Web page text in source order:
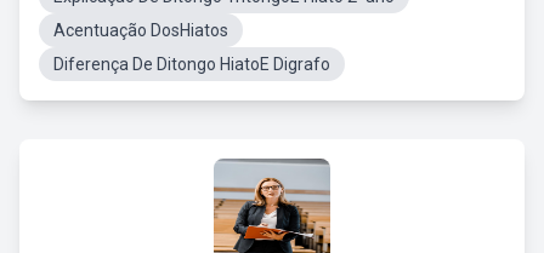
Acentuação DosHiatos
Diferença De Ditongo HiatoE Digrafo